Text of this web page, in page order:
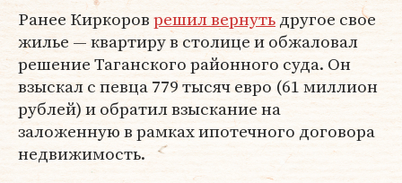
Ранее Киркороврешил вернутьдругое свое
жилье — квартиру в столице и обжаловал
решение Таганского районного суда. Он
взыскал с певца 779 тысяч евро (61 миллион
рублей) и обратил взыскание на
заложенную в рамках ипотечного договора
недвижимость.